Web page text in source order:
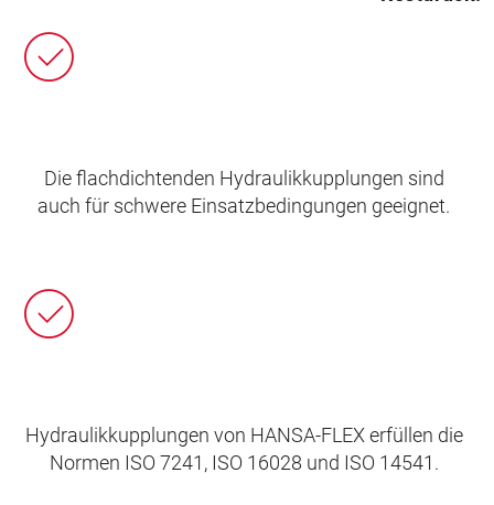
Die flachdichtenden Hydraulikkupplungen sind
auch für schwere Einsatzbedingungen geeignet.
Hydraulikkupplungen von HANSA‑FLEX erfüllen die
Normen ISO 7241, ISO 16028 und ISO 14541.